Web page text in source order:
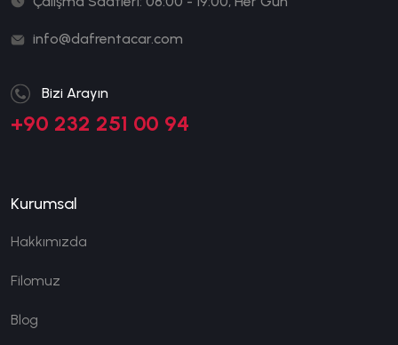
info@dafrentacar.com
Bizi Arayın
+90 232 251 00 94
Kurumsal
Hakkımızda
Filomuz
Blog